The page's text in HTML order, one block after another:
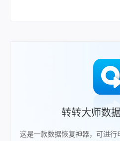
转转大师数
这是一款数据恢复神器，可进